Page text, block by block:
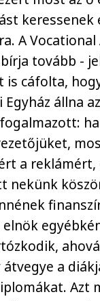
keressenek
A Vocational
tovább -
is cáfolta,
Egyház állna
a reklámért,
nekünk
a
Azt